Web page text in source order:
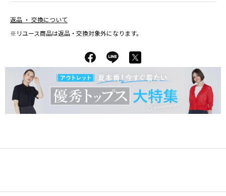
返品 ・ 交換について
※リユース商品は返品・交換対象外になります。